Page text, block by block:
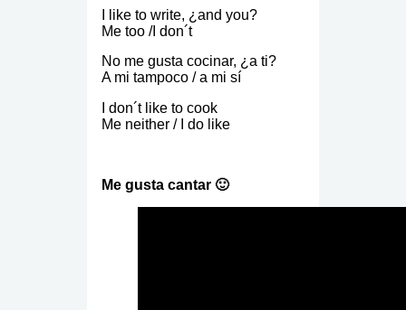
I like to write, ¿and you?
Me too /I don´t
No me gusta cocinar, ¿a ti?
A mi tampoco / a mi sí
I don´t like to cook
Me neither / I do like
Me gusta cantar 🙂